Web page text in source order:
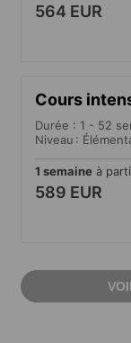
564 EUR
Cours
Durée : 1 - 52
Niveau :
1 semaine à
589 EUR